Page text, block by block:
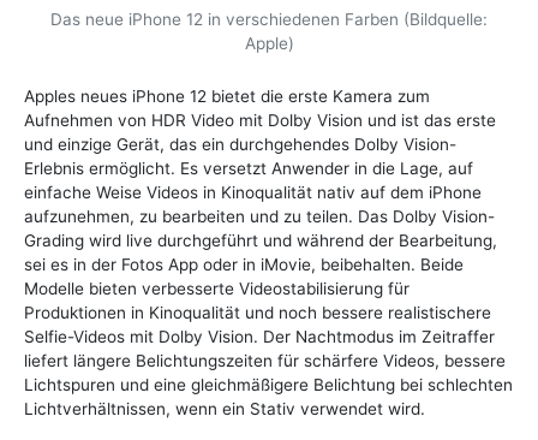
Das neue iPhone 12 in verschiedenen Farben (Bildquelle:
Apple)
Apples neues iPhone 12 bietet die erste Kamera zum
Aufnehmen von HDR Video mit Dolby Vision und ist das erste
und einzige Gerät, das ein durchgehendes Dolby Vision-
Erlebnis ermöglicht. Es versetzt Anwender in die Lage, auf
einfache Weise Videos in Kinoqualität nativ auf dem iPhone
aufzunehmen, zu bearbeiten und zu teilen. Das Dolby Vision-
Grading wird live durchgeführt und während der Bearbeitung,
sei es in der Fotos App oder in iMovie, beibehalten. Beide
Modelle bieten verbesserte Videostabilisierung für
Produktionen in Kinoqualität und noch bessere realistischere
Selfie-Videos mit Dolby Vision. Der Nachtmodus im Zeitraffer
liefert längere Belichtungszeiten für schärfere Videos, bessere
Lichtspuren und eine gleichmäßigere Belichtung bei schlechten
Lichtverhältnissen, wenn ein Stativ verwendet wird.